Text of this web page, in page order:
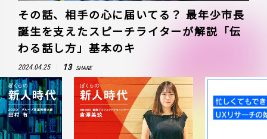
その話、相手の心に届いてる？ 最年少市長
誕生を支えたスピーチライターが解説「伝
わる話し方」基本のキ
2024.04.25 13 SHARE